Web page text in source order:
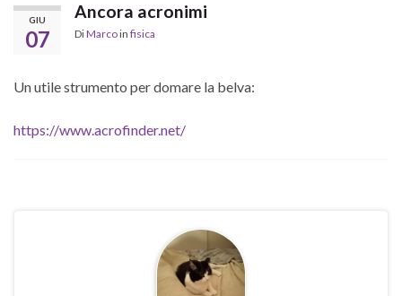
GIU
07
Ancora acronimi
DiMarcoin fisica
Un utile strumento per domare la belva:
https://www.acrofinder.net/